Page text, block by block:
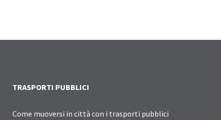
TRASPORTI PUBBLICI
Come muoversi in città con i trasporti pubblici